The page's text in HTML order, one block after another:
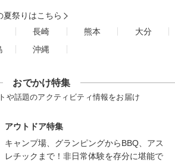
夏祭りはこちら
長崎 熊本
大分
沖縄
おでかけ特集
や話題のアクティビティ情報をお届け
アウトドア特集
キャンプ場、グランピングからBBQ、アス
レチックまで！非日常体験を存分に堪能で